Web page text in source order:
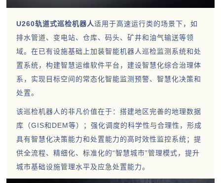
U260轨道式巡检机器人适用于高速运行类的场景下，如
排水管道、变电站、仓库、码头、矿井和油气输送等领
域。在已有设施基础上加装智能机器人巡检监测系统和处
置系统，构建智慧运维软件平台，建设智慧化综合治理体
系，实现目标空间的常态化智能监测预警、智慧化决策和
处置。
该巡检机器人的非凡价值在于：搭建地区完善的地理数据
库（GIS和DEM等）；强化调度的科学性与合理性，形成
具有智慧化决策能力和处置能力的高时效性监控系统；提
供全流程、精细化、标准化的“智慧城市”管理模式，提升
城市基础设施管理水平及应急处置能力。